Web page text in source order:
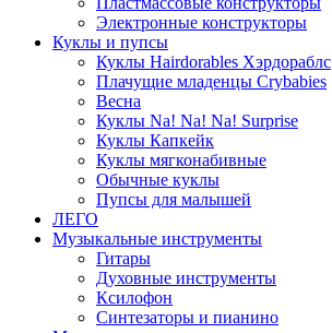
Электронные конструкторы
Куклы и пупсы
Куклы Hairdorables Хэрдораблс
Плачущие младенцы Crybabies
Весна
Куклы Na! Na! Na! Surprise
Куклы Капкейк
Куклы мягконабивные
Обычные куклы
Пупсы для малышей
ЛЕГО
Музыкальные инструменты
Гитары
Духовные инструменты
Ксилофон
Синтезаторы и пианино